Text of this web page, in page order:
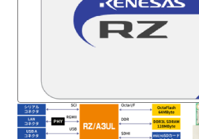
画
像